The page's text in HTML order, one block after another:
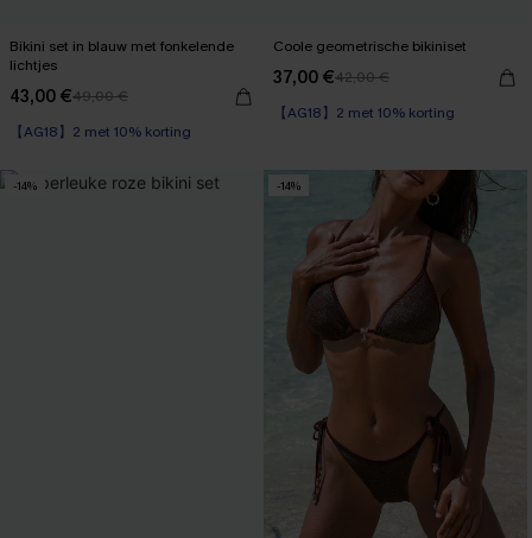
Bikini set in blauw met fonkelende
lichtjes
43,00 €49,00 €
【AG18】2 met 10% korting
Coole geometrische bikiniset
37,00 €42,00 €
【AG18】2 met 10% korting
-14% -14%